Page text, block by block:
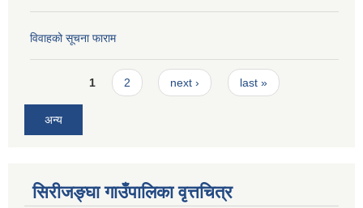
विवाहको सूचना फाराम
Pages1 2 next › last »
अन्य
सिरीजङ्घा गाउँपालिका वृत्तचित्र